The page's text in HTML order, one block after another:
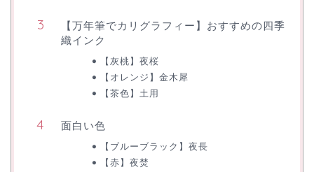
【万年筆でカリグラフィー】おすすめの四季
織インク
【灰桃】夜桜
【オレンジ】金木犀
【茶色】土用
面白い色
【ブルーブラック】夜長
【赤】夜焚